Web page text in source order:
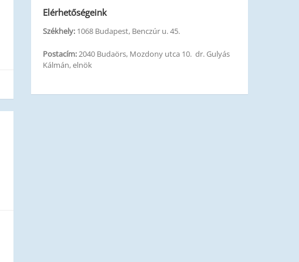
Elérhetőségeink
Székhely:1068 Budapest, Benczúr u. 45.
Postacím:2040 Budaörs, Mozdony utca 10. dr. Gulyás
Kálmán, elnök